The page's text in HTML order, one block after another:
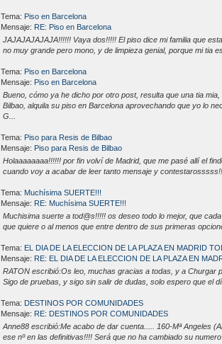
Tema: Piso en Barcelona
Mensaje: RE: Piso en Barcelona
JAJAJAJAJAJA!!!!!! Vaya dos!!!!! El piso dice mi familia que
no muy grande pero mono, y de limpieza genial, porque mi tia
Tema: Piso en Barcelona
Mensaje: Piso en Barcelona
Bueno, cómo ya he dicho por otro post, resulta que una tia
Bilbao, alquila su piso en Barcelona aprovechando que yo lo
G...
Tema: Piso para Resis de Bilbao
Mensaje: Piso para Resis de Bilbao
Holaaaaaaaa!!!!!! por fin volví de Madrid, que me pasé allí el
cuando voy a acabar de leer tanto mensaje y
Tema: Muchísima SUERTE!!!
Mensaje: RE: Muchísima SUERTE!!!
Muchisima suerte a tod@s!!!!! os deseo todo lo mejor, que
que quiere o al menos que entre dentro de sus primeras
Tema: EL DIA DE LA ELECCION DE LA PLAZA EN MADRID
Mensaje: RE: EL DIA DE LA ELECCION DE LA PLAZA EN
RATON escribió:Os leo, muchas gracias a todas, y a Churgar
Sigo de pruebas, y sigo sin salir de dudas, solo espero que el
Tema: DESTINOS POR COMUNIDADES
Mensaje: RE: DESTINOS POR COMUNIDADES
Anne88 escribió:Me acabo de dar cuenta..... 160-Mª Angeles
ese nº en las definitivas!!!! Será que no ha cambiado su